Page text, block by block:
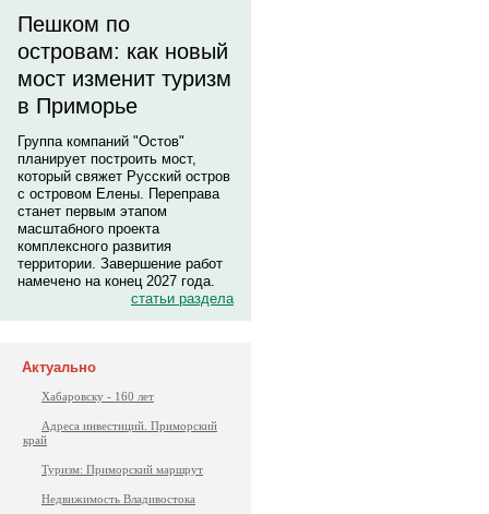
Пешком по
островам: как новый
мост изменит туризм
в Приморье
Группа компаний "Остов"
планирует построить мост,
который свяжет Русский остров
с островом Елены. Переправа
станет первым этапом
масштабного проекта
комплексного развития
территории. Завершение работ
намечено на конец 2027 года.
статьи раздела
Актуально
Хабаровску - 160 лет
Адреса инвестиций. Приморский
край
Туризм: Приморский маршрут
Недвижимость Владивостока